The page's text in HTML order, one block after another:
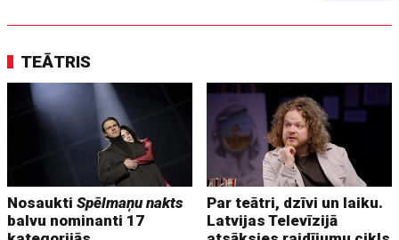
TEĀTRIS
NosauktiSpēlmaņu nakts
balvu nominanti 17
Par teātri, dzīvi un laiku.
Latvijas Televīzijā